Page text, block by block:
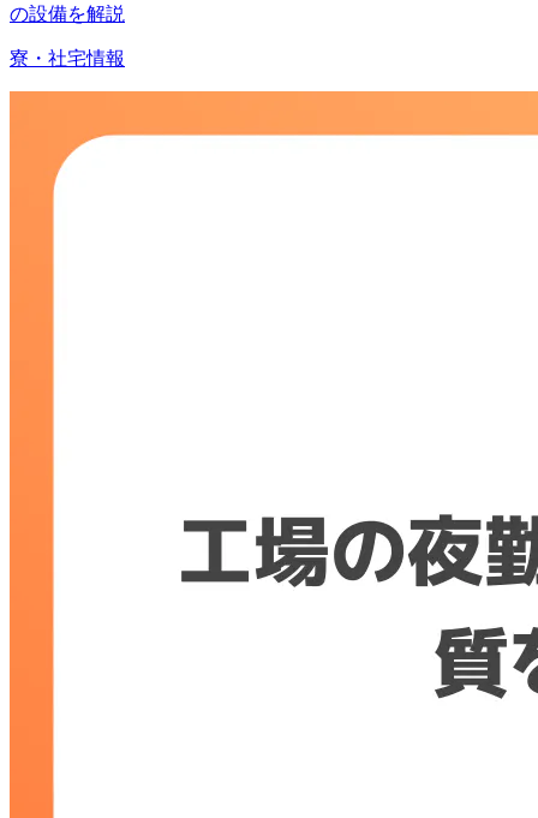
の設備を解説
寮・社宅情報